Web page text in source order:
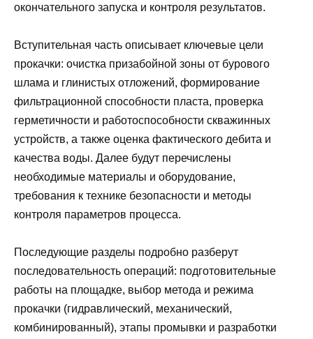
окончательного запуска и контроля результатов.
Вступительная часть описывает ключевые цели
прокачки: очистка призабойной зоны от бурового
шлама и глинистых отложений, формирование
фильтрационной способности пласта, проверка
герметичности и работоспособности скважинных
устройств, а также оценка фактического дебита и
качества воды. Далее будут перечислены
необходимые материалы и оборудование,
требования к технике безопасности и методы
контроля параметров процесса.
Последующие разделы подробно разберут
последовательность операций: подготовительные
работы на площадке, выбор метода и режима
прокачки (гидравлический, механический,
комбинированный), этапы промывки и разработки